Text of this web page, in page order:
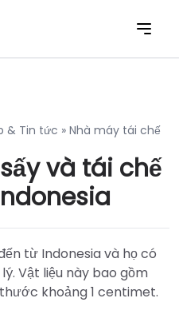
& Tin tức » Nhà máy tái chế
và tái chế
từ Indonesia và họ có
Vật liệu này bao gồm
khoảng 1 centimet.